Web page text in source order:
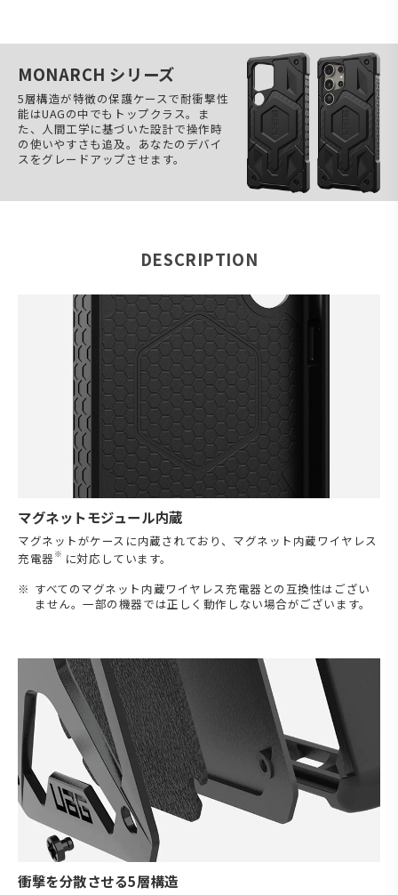
MONARCH シリーズ
5層構造が特徴の保護ケースで耐衝撃性
能はUAGの中でもトップクラス。ま
た、人間工学に基づいた設計で操作時
の使いやすさも追及。あなたのデバイ
スをグレードアップさせます。
DESCRIPTION
マグネットモジュール内蔵
マグネットがケースに内蔵されており、マグネット内蔵ワイヤレス
充電器 ※ に対応しています。
すべてのマグネット内蔵ワイヤレス充電器との互換性はござい
ません。一部の機器では正しく動作しない場合がございます。
衝撃を分散させる5層構造